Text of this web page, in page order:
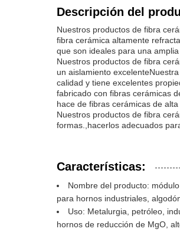
Descripción del
Nuestros productos de fibra
fibra cerámica altamente
que son ideales para una
Nuestros productos de fibra
un aislamiento
calidad y tiene excelentes
fabricado con fibras cerámicas
hace de fibras cerámicas de
Nuestros productos de fibra
formas.,hacerlos adecuados
Características:
Nombre del producto:
para hornos industriales,
Uso: Metalurgia, petróleo,
hornos de reducción de MgO,